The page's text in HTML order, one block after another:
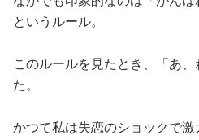
というルール。
このルールを見たとき、「あ
た。
かつて私は失恋のショックで